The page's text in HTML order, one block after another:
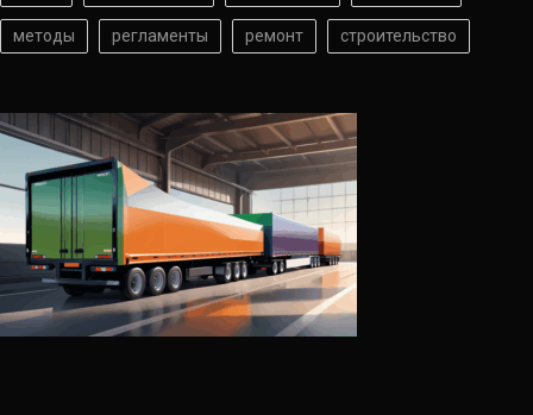
методы регламенты ремонт строительство